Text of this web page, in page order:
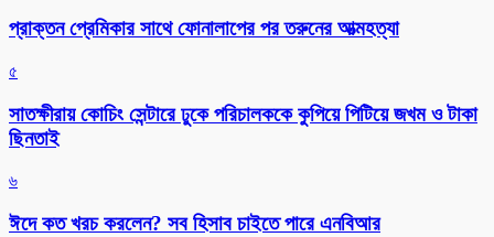
প্রাক্তন প্রেমিকার সাথে ফোনালাপের পর তরুনের আত্মহত্যা
৫
সাতক্ষীরায় কোচিং সেন্টারে ঢুকে পরিচালককে কুপিয়ে পিটিয়ে জখম ও টাকা
ছিনতাই
৬
ঈদে কত খরচ করলেন? সব হিসাব চাইতে পারে এনবিআর